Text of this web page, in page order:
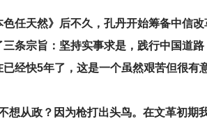
任天然》后不久，孔丹开始筹备中信
条宗旨：坚持实事求是，践行中国道路
经快5年了，这是一个虽然艰苦但很有
想从政？因为枪打出头鸟。在文革初